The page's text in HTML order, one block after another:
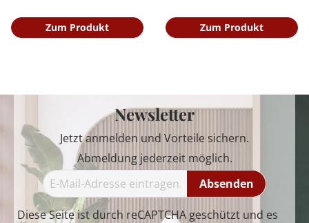
Zum Produkt Zum Produkt
Newsletter
Jetzt anmelden und Vorteile sichern.
Abmeldung jederzeit möglich.
Absenden
Diese Seite ist durch reCAPTCHA geschützt und es